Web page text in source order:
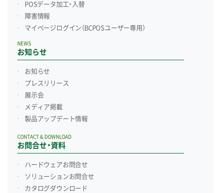
POSデータ加工・入替
障害情報
マイページログイン （BCPOSユーザー専用）
お知らせ
NEWS
お知らせ
プレスリリース
展示会
メディア掲載
製品アップデート情報
お問合せ・資料
CONTACT & DOWNLOAD
ハードウェアお問合せ
ソリューションお問合せ
カタログダウンロード